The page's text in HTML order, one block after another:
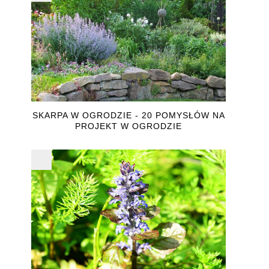
SKARPA W OGRODZIE - 20 POMYSŁÓW NA
PROJEKT W OGRODZIE